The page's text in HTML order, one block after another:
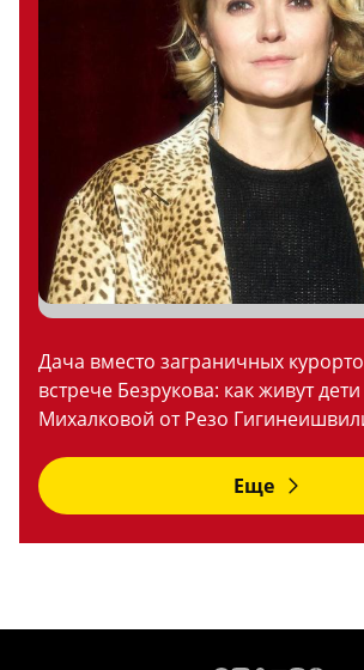
Дача вместо заграничных
встрече Безрукова: как живут
Михалковой от Резо
Еще